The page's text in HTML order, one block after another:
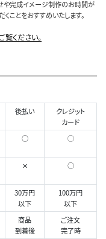
や完成イメージ制作のお時間が
ことをおすすめいたします。
ください。
後払い
クレジット
カード
○ ◯
✕ ○
30万円
以下
100万円
以下
商品
到着後
ご注文
完了時